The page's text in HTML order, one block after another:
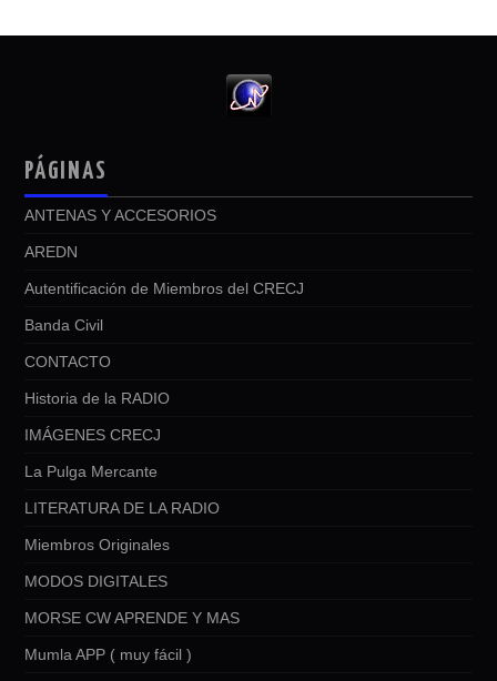
PÁGINAS
ANTENAS Y ACCESORIOS
AREDN
Autentificación de Miembros del CRECJ
Banda Civil
CONTACTO
Historia de la RADIO
IMÁGENES CRECJ
La Pulga Mercante
LITERATURA DE LA RADIO
Miembros Originales
MODOS DIGITALES
MORSE CW APRENDE Y MAS
Mumla APP ( muy fácil )